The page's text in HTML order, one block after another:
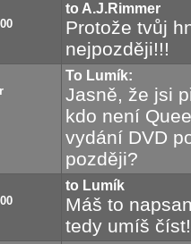
to A.J.Rimmer
Protože tvůj
nejpozději!!!
To Lumík:
Jasně, že jsi
kdo není
vydání DVD
později?
to Lumík
Máš to
tedy umíš